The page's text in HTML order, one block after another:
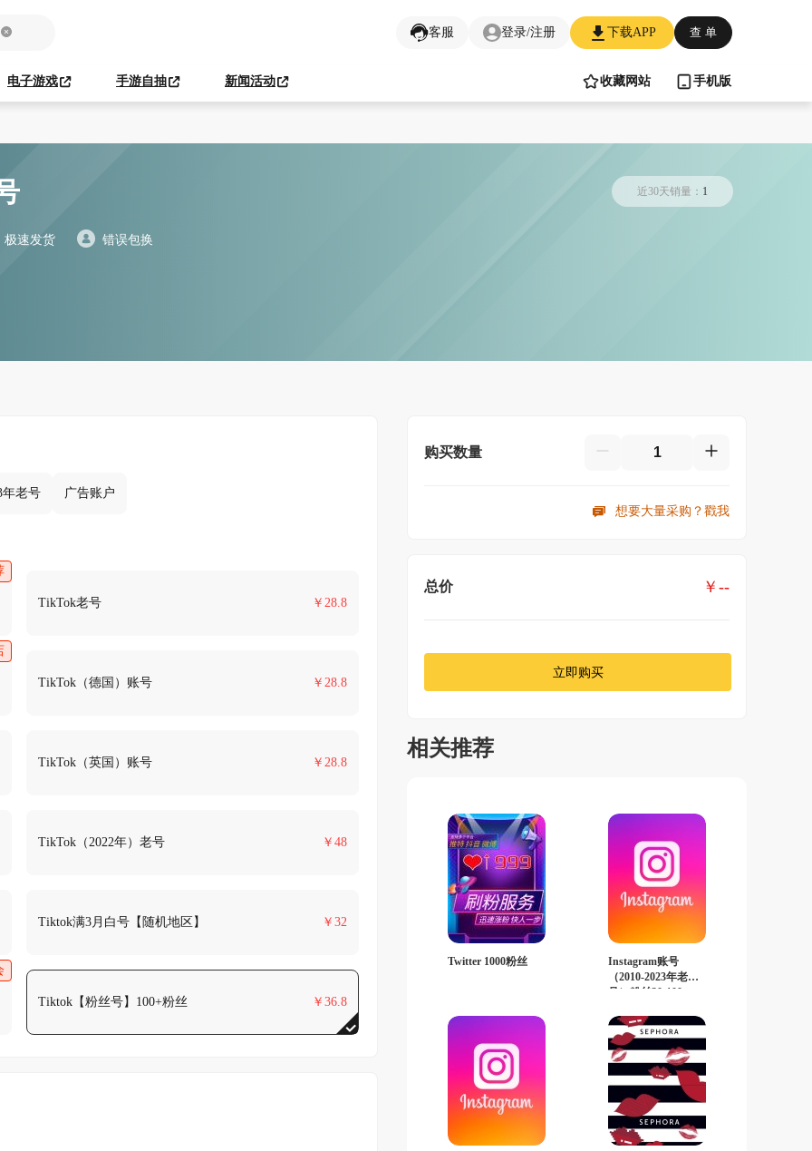
客服 登录/注册 下载APP 查 单
电子游戏 手游自抽 新闻活动 收藏网站 手机版
极速发货 错误包换
近30天销量： 1
年老号 广告账户
TikTok老号 ￥ 28.8
TikTok（德国）账号 ￥ 28.8
TikTok（英国）账号 ￥ 28.8
TikTok（2022年）老号 ￥ 48
Tiktok满3月白号【随机地区】 ￥ 32
Tiktok【粉丝号】100+粉丝 ￥ 36.8
购买数量
想要大量采购？戳我
总价 ￥ --
立即购买
相关推荐
Twitter 1000粉丝
Instagram账号
（2010-2023年老
号）粉丝30-100